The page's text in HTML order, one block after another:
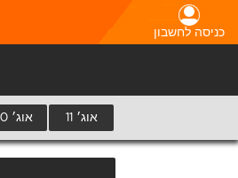
כניסה לחשבון
10 אוג׳ 11 אוג׳